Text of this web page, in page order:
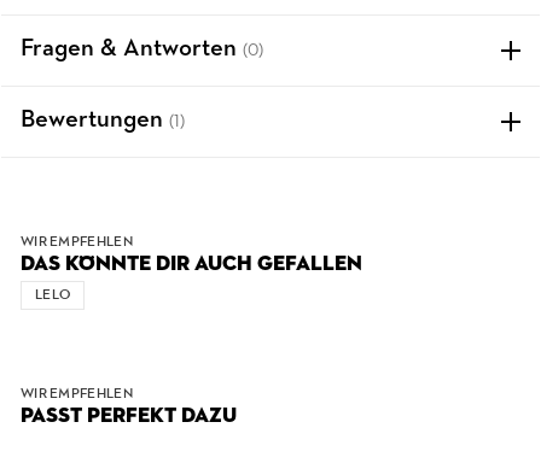
Fragen & Antworten (0)
Bewertungen (1)
WIR EMPFEHLEN
DAS KÖNNTE DIR AUCH GEFALLEN
LELO
WIR EMPFEHLEN
PASST PERFEKT DAZU